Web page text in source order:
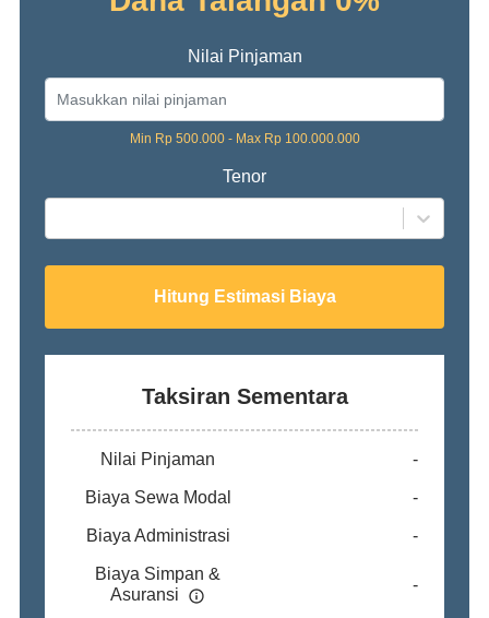
Nilai Pinjaman
Min Rp 500.000 - Max Rp 100.000.000
Tenor
Hitung Estimasi Biaya
Taksiran Sementara
Nilai Pinjaman -
Biaya Sewa Modal -
Biaya Administrasi -
Biaya Simpan &
Asuransi
-